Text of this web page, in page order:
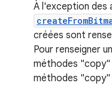
À l'exception des
créées sont
Pour renseigner
méthodes "copy"
méthodes